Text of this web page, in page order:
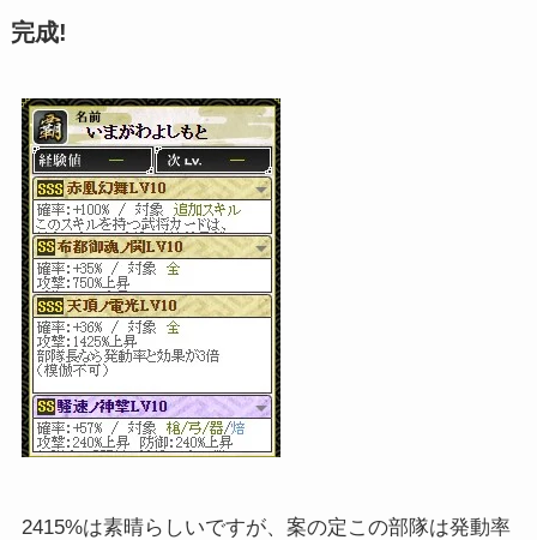
完成!
2415%は素晴らしいですが、案の定この部隊は発動率